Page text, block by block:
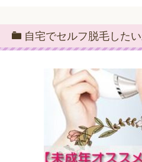
自宅でセルフ脱毛したい